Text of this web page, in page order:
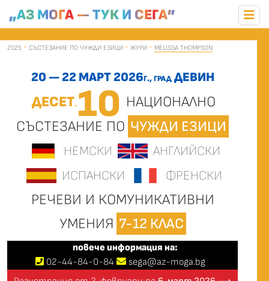
„АЗ МОГА — ТУК И СЕГА”
2025 СЪСТЕЗАНИЕ ПО ЧУЖДИ ЕЗИЦИ ЖУРИ MELISSA THOMPSON
20 — 22 МАРТ 2026Г., ГРАДДЕВИН
ДЕСЕТ.10 НАЦИОНАЛНО
СЪСТЕЗАНИЕ ПО ЧУЖДИ ЕЗИЦИ
НЕМСКИ
АНГЛИЙСКИ
ИСПАНСКИ
ФРЕНСКИ
РЕЧЕВИ И КОМУНИКАТИВНИ
УМЕНИЯ 7-12 КЛАС
повече информация на:
02-44-84-0-84
sega@az-moga.bg